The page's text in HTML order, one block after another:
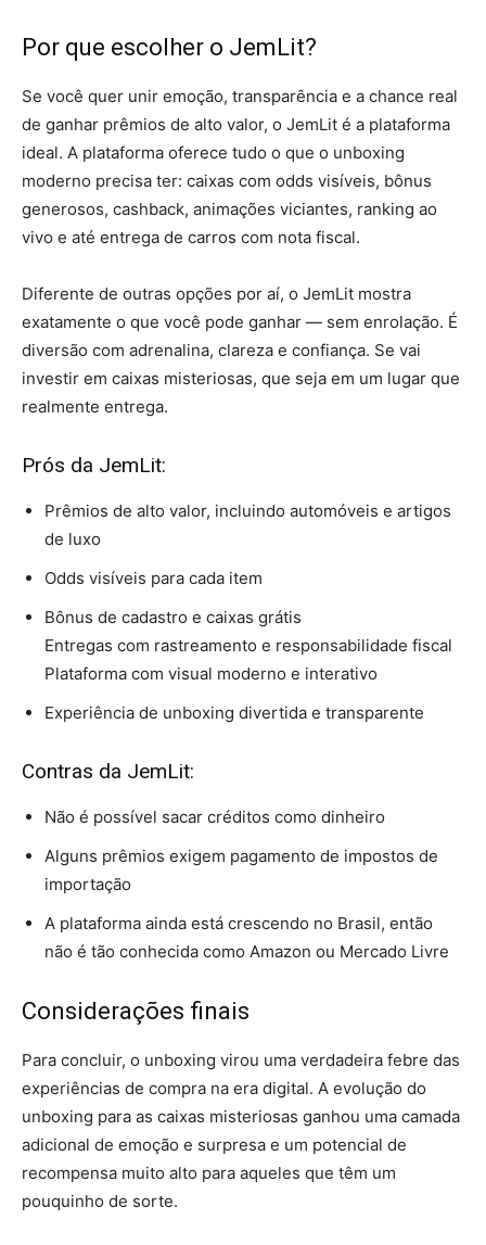
Por que escolher o JemLit?
Se você quer unir emoção, transparência e a chance real
de ganhar prêmios de alto valor, o JemLit é a plataforma
ideal. A plataforma oferece tudo o que o unboxing
moderno precisa ter: caixas com odds visíveis, bônus
generosos, cashback, animações viciantes, ranking ao
vivo e até entrega de carros com nota fiscal.
Diferente de outras opções por aí, o JemLit mostra
exatamente o que você pode ganhar — sem enrolação. É
diversão com adrenalina, clareza e confiança. Se vai
investir em caixas misteriosas, que seja em um lugar que
realmente entrega.
Prós da JemLit:
Prêmios de alto valor, incluindo automóveis e artigos
de luxo
Odds visíveis para cada item
Bônus de cadastro e caixas grátis
Entregas com rastreamento e responsabilidade fiscal
Plataforma com visual moderno e interativo
Experiência de unboxing divertida e transparente
Contras da JemLit:
Não é possível sacar créditos como dinheiro
Alguns prêmios exigem pagamento de impostos de
importação
A plataforma ainda está crescendo no Brasil, então
não é tão conhecida como Amazon ou Mercado Livre
Considerações finais
Para concluir, o unboxing virou uma verdadeira febre das
experiências de compra na era digital. A evolução do
unboxing para as caixas misteriosas ganhou uma camada
adicional de emoção e surpresa e um potencial de
recompensa muito alto para aqueles que têm um
pouquinho de sorte.